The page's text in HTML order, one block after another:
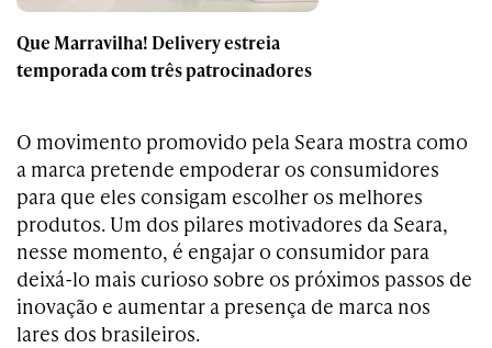
Que Marravilha! Delivery estreia
temporada com três patrocinadores
O movimento promovido pela Seara mostra como
a marca pretende empoderar os consumidores
para que eles consigam escolher os melhores
produtos. Um dos pilares motivadores da Seara,
nesse momento, é engajar o consumidor para
deixá-lo mais curioso sobre os próximos passos de
inovação e aumentar a presença de marca nos
lares dos brasileiros.